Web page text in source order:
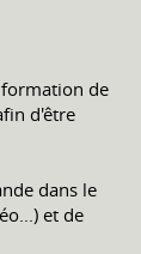
formation de
d'être
dans le
et de